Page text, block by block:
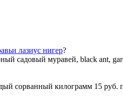
лазиус нигер?
садовый муравей, black ant,
сорванный килограмм 15 руб.